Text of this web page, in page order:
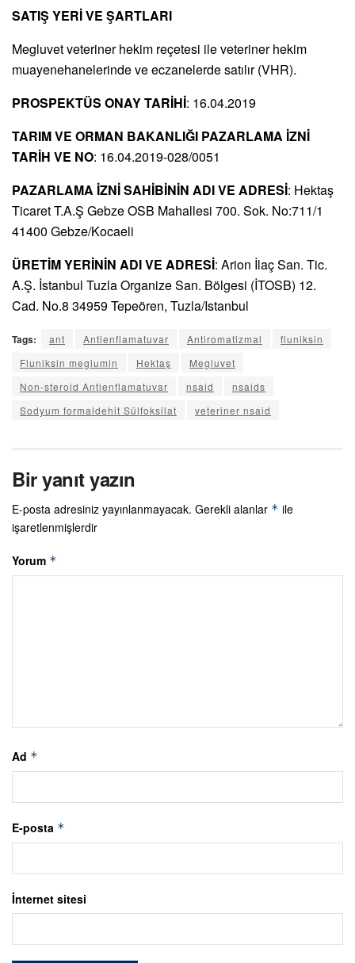
SATIŞ YERİ VE ŞARTLARI
Megluvet veteriner hekim reçetesi ile veteriner hekim
muayenehanelerinde ve eczanelerde satılır (VHR).
PROSPEKTÜS ONAY TARİHİ: 16.04.2019
TARIM VE ORMAN BAKANLIĞI PAZARLAMA İZNİ
TARİH VE NO: 16.04.2019-028/0051
PAZARLAMA İZNİ SAHİBİNİN ADI VE ADRESİ: Hektaş
Ticaret T.A.Ş Gebze OSB Mahallesi 700. Sok. No:711/1
41400 Gebze/Kocaeli
ÜRETİM YERİNİN ADI VE ADRESİ: Arion İlaç San. Tic.
A.Ş. İstanbul Tuzla Organize San. Bölgesi (İTOSB) 12.
Cad. No.8 34959 Tepeören, Tuzla/Istanbul
Tags: ant Antienflamatuvar Antiromatizmal
fluniksin
Fluniksin meglumin
Hektaş
Megluvet
Non-steroid Antienflamatuvar
nsaid
nsaids
Sodyum formaldehit Sülfoksilat
veteriner nsaid
Bir yanıt yazın
E-posta adresiniz yayınlanmayacak. Gerekli alanlar * ile
işaretlenmişlerdir
Yorum *
Ad *
E-posta *
İnternet sitesi